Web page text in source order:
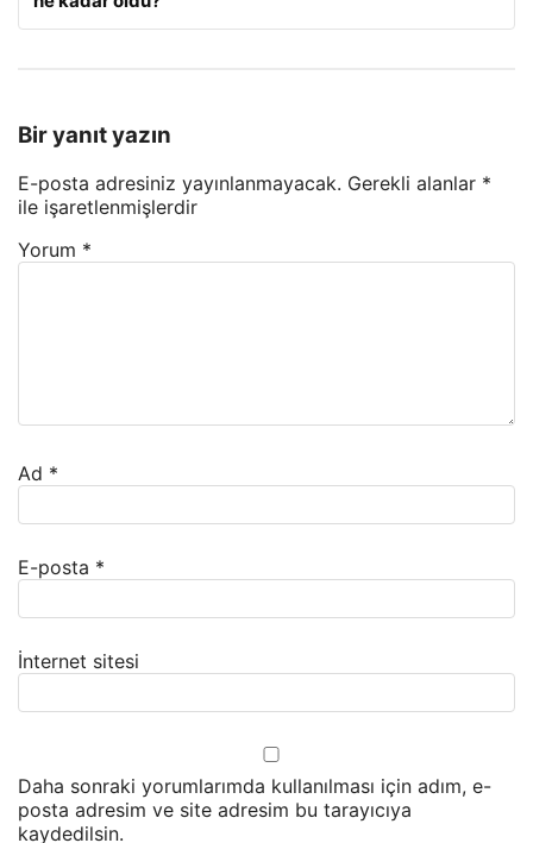
Bir yanıt yazın
E-posta adresiniz yayınlanmayacak. Gerekli alanlar *
ile işaretlenmişlerdir
Yorum *
Ad *
E-posta *
İnternet sitesi
Daha sonraki yorumlarımda kullanılması için adım, e-
posta adresim ve site adresim bu tarayıcıya
kaydedilsin.